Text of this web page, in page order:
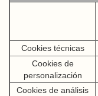
Cookies técnicas
Cookies de
personalización
Cookies de análisis